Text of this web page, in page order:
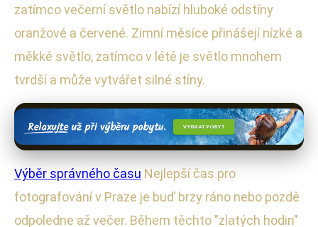
zatímco večerní světlo nabízí hluboké odstíny
oranžové a červené. Zimní měsíce přinášejí nízké a
měkké světlo, zatímco v létě je světlo mnohem
tvrdší a může vytvářet silné stíny.
Výběr správného času Nejlepší čas pro
fotografování v Praze je buď brzy ráno nebo pozdě
odpoledne až večer. Během těchto "zlatých hodin"